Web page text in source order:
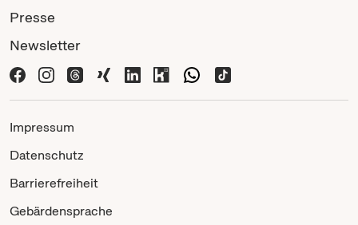
Presse
Newsletter
Impressum
Datenschutz
Barrierefreiheit
Gebärdensprache